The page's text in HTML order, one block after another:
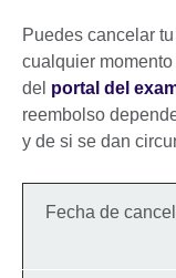
Puedes cancelar
cualquier
del portal del
reembolso
y de si se dan
Fecha de